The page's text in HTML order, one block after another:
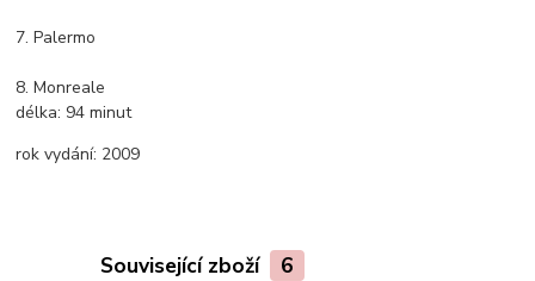
7. Palermo
8. Monreale
délka: 94 minut
rok vydání: 2009
Související zboží 6